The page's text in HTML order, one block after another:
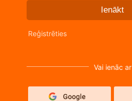
Ienākt
Reģistrēties
Vai ienāc ar